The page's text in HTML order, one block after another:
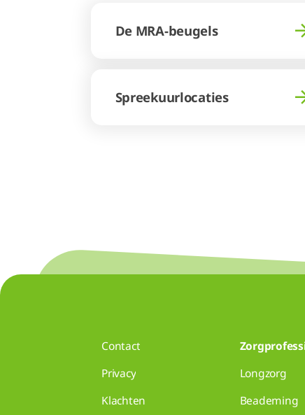
De MRA-beugels
Spreekuurlocaties
Contact
Privacy
Klachten
Longzorg
Beademing